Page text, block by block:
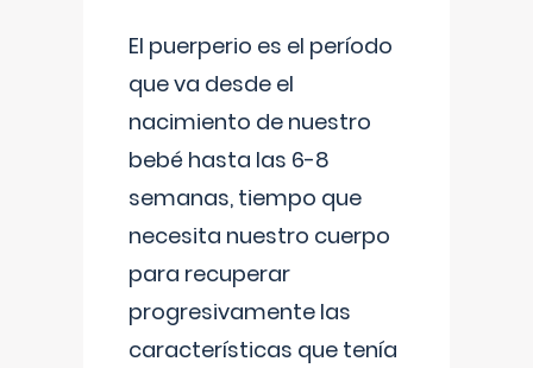
El puerperio es el período
que va desde el
nacimiento de nuestro
bebé hasta las 6-8
semanas, tiempo que
necesita nuestro cuerpo
para recuperar
progresivamente las
características que tenía